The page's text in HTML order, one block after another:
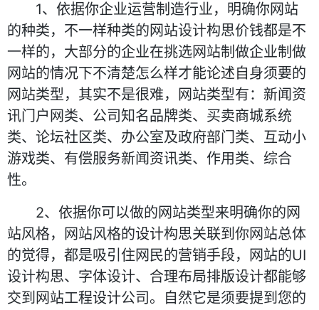
1、依据你企业运营制造行业，明确你网站
的种类，不一样种类的网站设计构思价钱都是不
一样的，大部分的企业在挑选网站制做企业制做
网站的情况下不清楚怎么样才能论述自身须要的
网站类型，其实不是很难，网站类型有：新闻资
讯门户网类、公司知名品牌类、买卖商城系统
类、论坛社区类、办公室及政府部门类、互动小
游戏类、有偿服务新闻资讯类、作用类、综合
性。
2、依据你可以做的网站类型来明确你的网
站风格，网站风格的设计构思关联到你网站总体
的觉得，都是吸引住网民的营销手段，网站的UI
设计构思、字体设计、合理布局排版设计都能够
交到网站工程设计公司。自然它是须要提到您的